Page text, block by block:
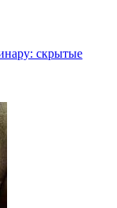
скрытые